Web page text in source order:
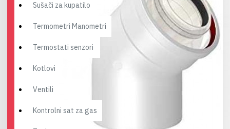
Sušači za kupatilo
Termometri Manometri
Termostati senzori
Kotlovi
Ventili
Kontrolni sat za gas